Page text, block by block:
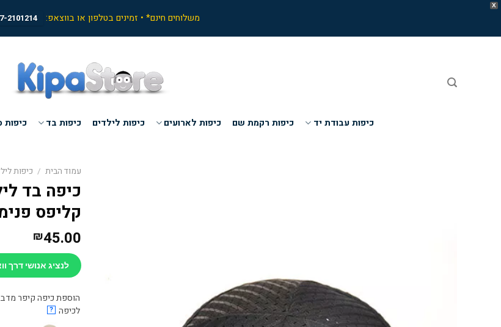
X
משלוחים חינם* • זמינים בטלפון או בווצאפ: 2101214
כיפות עבודת יד כיפות רקמת שם כיפות לארועים כיפות לילדים כיפות בד כיפות
עמוד הבית / כיפות
כיפה בד
קליפס
₪45.00
לנציג אנושי דרך
הוספת כיפה קיפר
לכיפה ?